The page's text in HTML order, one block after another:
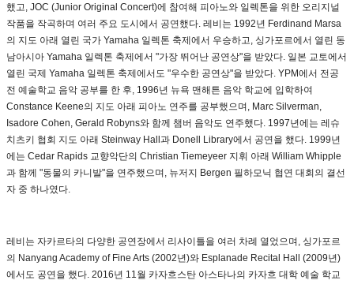
했고, JOC (Junior Original Concert)에 참여해 피아노와 일렉톤을 위한 오리지널
작품을 작곡하며 여러 주요 도시에서 공연했다. 레비는 1992년 Ferdinand Marsa
의 지도 아래 열린 국가 Yamaha 일렉톤 축제에서 우승하고, 싱가포르에서 열린 동
남아시아 Yamaha 일렉톤 축제에서 "가장 뛰어난 공연상"을 받았다. 일본 교토에서
열린 국제 Yamaha 일렉톤 축제에서도 "우수한 공연상"을 받았다. YPM에서 전공
전 예술학교 음악 공부를 한 후, 1996년 뉴욕 맨해튼 음악 학교에 입학하여
Constance Keene의 지도 아래 피아노 연주를 공부했으며, Marc Silverman,
Isadore Cohen, Gerald Robyns와 함께 챔버 음악도 연주했다. 1997년에는 레슈
치츠키 협회 지도 아래 Steinway Hall과 Donell Library에서 공연을 했다. 1999년
에는 Cedar Rapids 교향악단의 Christian Tiemeyeer 지휘 아래 William Whipple
과 함께 "동물의 카니발"을 연주했으며, 뉴저지 Bergen 필하모닉 협연 대회의 결선
자 중 하나였다.
레비는 자카르타의 다양한 공연장에서 리사이틀을 여러 차례 열었으며, 싱가포르
의 Nanyang Academy of Fine Arts (2002년)와 Esplanade Recital Hall (2009년)
에서도 공연을 했다. 2016년 11월 카자흐스탄 아스타나의 카자흐 대학 예술 학교